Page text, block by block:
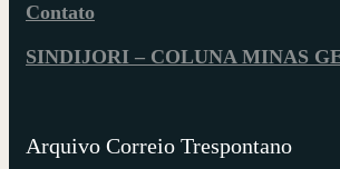
Contato
SINDIJORI – COLUNA MINAS
Arquivo Correio Trespontano